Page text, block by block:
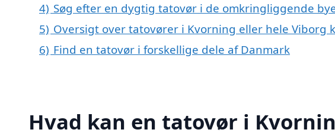
4) Søg efter en dygtig tatovør i de omkringliggende
5) Oversigt over tatovører i Kvorning eller hele Viborg
6) Find en tatovør i forskellige dele af Danmark
Hvad kan en tatovør i